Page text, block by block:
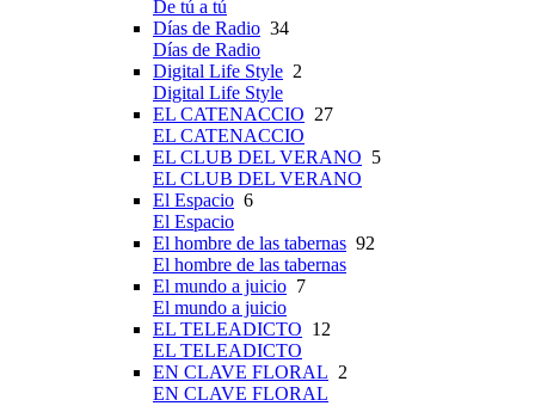
De tú a tú
Días de Radio 34
Días de Radio
Digital Life Style 2
Digital Life Style
EL CATENACCIO 27
EL CATENACCIO
EL CLUB DEL VERANO 5
EL CLUB DEL VERANO
El Espacio 6
El Espacio
El hombre de las tabernas 92
El hombre de las tabernas
El mundo a juicio 7
El mundo a juicio
EL TELEADICTO 12
EL TELEADICTO
EN CLAVE FLORAL 2
EN CLAVE FLORAL